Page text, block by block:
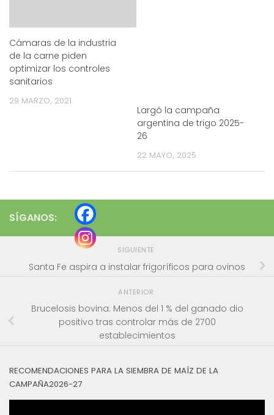
Cámaras de la industria
de la carne piden
optimizar los controles
sanitarios
29 MARZO, 2021
Largó la campaña
argentina de trigo 2025-
26
22 MAYO, 2025
SÍGANOS:
SIGUIENTE
Santa Fe aspira a instalar frigoríficos para ovinos
ANTERIOR
Brucelosis bovina: Menos del 1 % del ganado dio
positivo tras controlar más de 2700
establecimientos
RECOMENDACIONES PARA LA SIEMBRA DE MAÍZ DE LA
CAMPAÑA2026-27